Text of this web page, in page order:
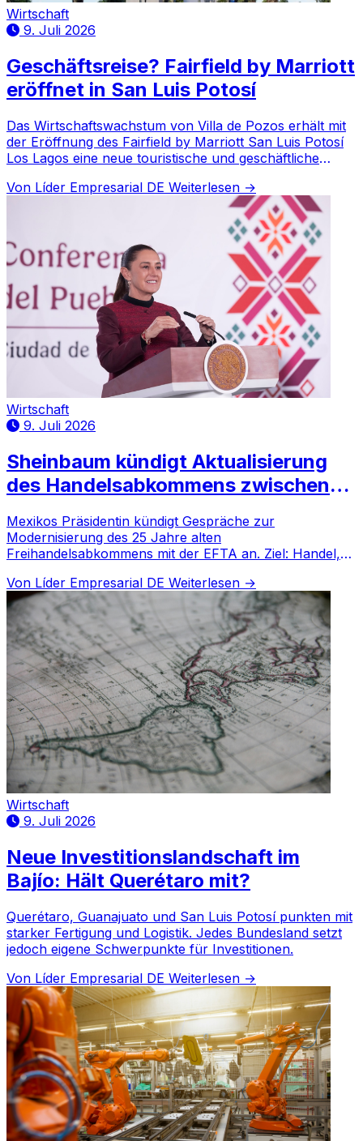
Wirtschaft
9. Juli 2026
Geschäftsreise? Fairfield by Marriott
eröffnet in San Luis Potosí
Das Wirtschaftswachstum von Villa de Pozos erhält mit
der Eröffnung des Fairfield by Marriott San Luis Potosí
Los Lagos eine neue touristische und geschäftliche
Komplex d
Von Líder Empresarial DE Weiterlesen →
Wirtschaft
9. Juli 2026
Sheinbaum kündigt Aktualisierung
des Handelsabkommens zwischen
Mexikos Präsidentin kündigt Gespräche zur
Modernisierung des 25 Jahre alten
Freihandelsabkommens mit der EFTA an. Ziel: Handel,
Von Líder Empresarial DE Weiterlesen →
Wirtschaft
9. Juli 2026
Neue Investitionslandschaft im
Bajío: Hält Querétaro mit?
Querétaro, Guanajuato und San Luis Potosí punkten mit
starker Fertigung und Logistik. Jedes Bundesland setzt
jedoch eigene Schwerpunkte für Investitionen.
Von Líder Empresarial DE Weiterlesen →